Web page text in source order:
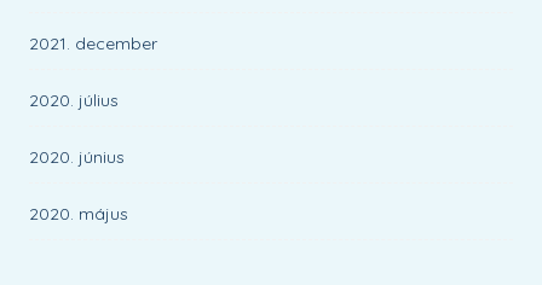
2021. december
2020. július
2020. június
2020. május